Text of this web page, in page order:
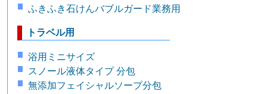
ふきふき石けんバブルガード業務用
トラベル用
浴用ミニサイズ
スノール液体タイプ 分包
無添加フェイシャルソープ分包